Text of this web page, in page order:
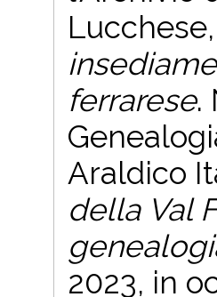
ferrarese.
Araldico
della Val
2023, in